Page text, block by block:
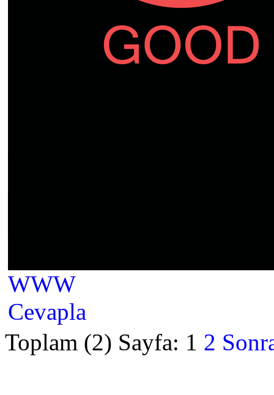
WWW
Cevapla
Toplam (2) Sayfa: 1 2